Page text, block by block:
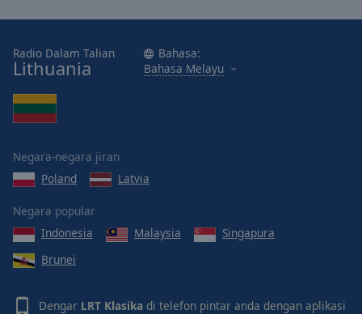
Font
Family
Close
Modal
Dialog
End
dialog
window.
Radio Dalam Talian
Lithuania
Bahasa:
Bahasa Melayu
Negara-negara jiran
Poland
Latvia
Negara popular
Indonesia
Malaysia
Singapura
Brunei
Dengar LRT Klasika di telefon pintar anda dengan aplikasi